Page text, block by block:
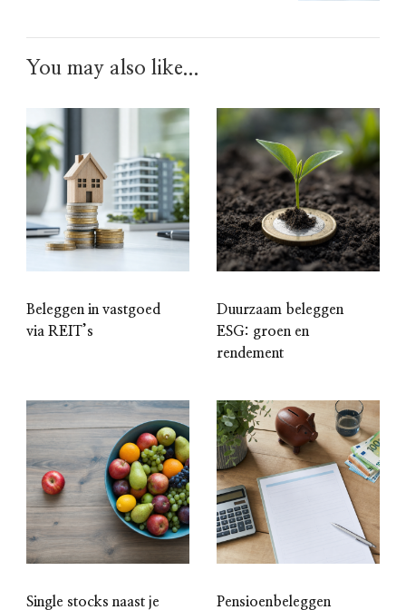
You may also like...
Beleggen in vastgoed
via REIT’s
Duurzaam beleggen
ESG: groen en
rendement
Single stocks naast je
Pensioenbeleggen